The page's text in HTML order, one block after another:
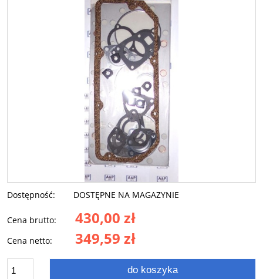
Dostępność: DOSTĘPNE NA MAGAZYNIE
Cena brutto: 430,00 zł
Cena netto: 349,59 zł
do koszyka